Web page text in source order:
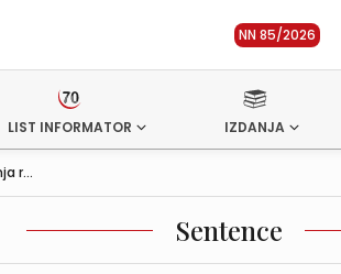
NN 85/2026
LIST INFORMATOR IZDANJA
r...
Sentence